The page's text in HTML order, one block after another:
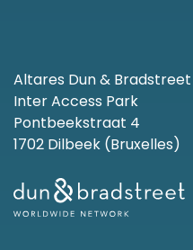
Altares Dun & Bradstreet
Inter Access Park
Pontbeekstraat 4
1702 Dilbeek (Bruxelles)